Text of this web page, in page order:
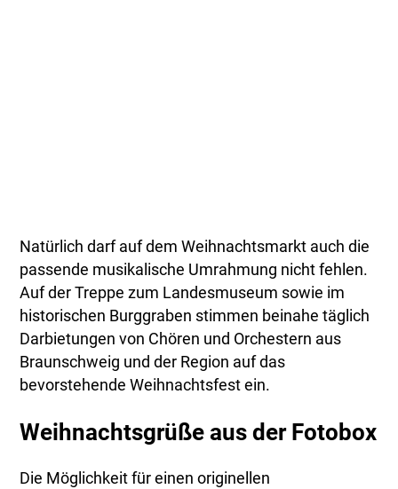
Natürlich darf auf dem Weihnachtsmarkt auch die
passende musikalische Umrahmung nicht fehlen.
Auf der Treppe zum Landesmuseum sowie im
historischen Burggraben stimmen beinahe täglich
Darbietungen von Chören und Orchestern aus
Braunschweig und der Region auf das
bevorstehende Weihnachtsfest ein.
Weihnachtsgrüße aus der Fotobox
Die Möglichkeit für einen originellen